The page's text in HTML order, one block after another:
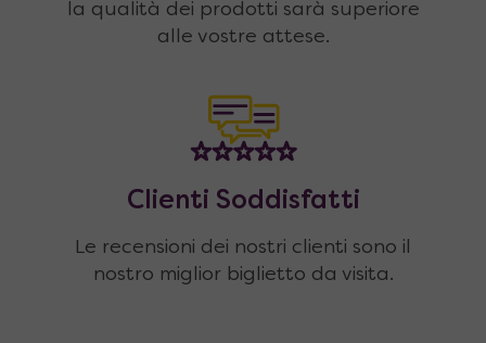
la qualità dei prodotti sarà superiore
alle vostre attese.
Clienti Soddisfatti
Le recensioni dei nostri clienti sono il
nostro miglior biglietto da visita.